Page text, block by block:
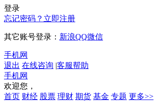
登录
忘记密码？ 立即注册
其它账号登录： 新浪QQ微信
手机网
退出 在线咨询 |客服帮助
手机网
欢迎您，
首页 财经 股票 理财 期货 基金 专题 更多>>